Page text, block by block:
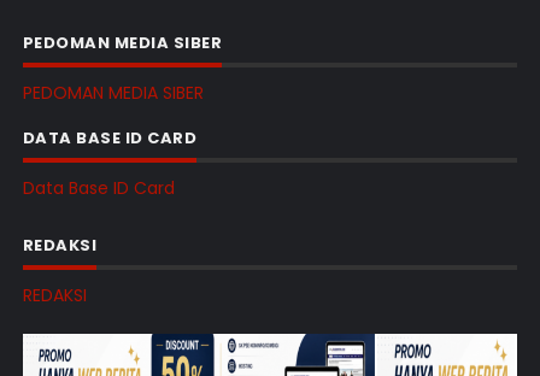
PEDOMAN MEDIA SIBER
PEDOMAN MEDIA SIBER
DATA BASE ID CARD
Data Base ID Card
REDAKSI
REDAKSI